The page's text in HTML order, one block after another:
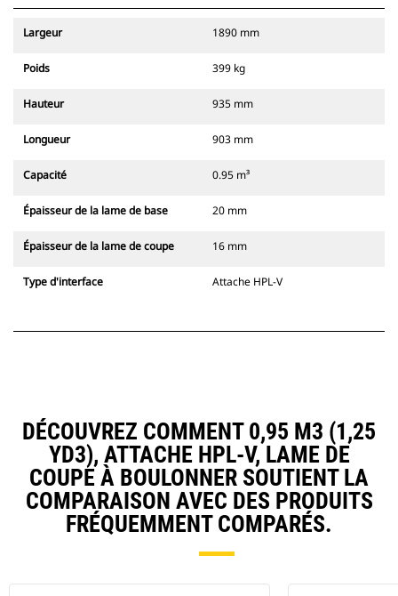
Largeur 1890 mm
Poids 399 kg
Hauteur 935 mm
Longueur 903 mm
Capacité 0.95 m³
Épaisseur de la lame de base 20 mm
Épaisseur de la lame de coupe 16 mm
Type d'interface Attache HPL-V
DÉCOUVREZ COMMENT 0,95 M3 (1,25
YD3), ATTACHE HPL-V, LAME DE
COUPE À BOULONNER SOUTIENT LA
COMPARAISON AVEC DES PRODUITS
FRÉQUEMMENT COMPARÉS.